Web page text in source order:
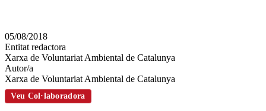
en
altres
xarxes
socials
05/08/2018
Entitat redactora
Xarxa de Voluntariat Ambiental de Catalunya
Autor/a
Xarxa de Voluntariat Ambiental de Catalunya
Veu Col·laboradora